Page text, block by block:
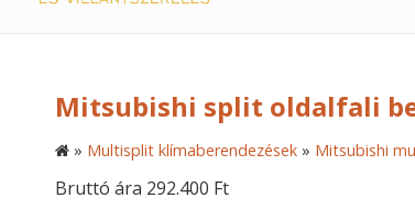
Mitsubishi split oldalfali
» Multisplit klímaberendezések » Mitsubishi
Bruttó ára 292.400 Ft